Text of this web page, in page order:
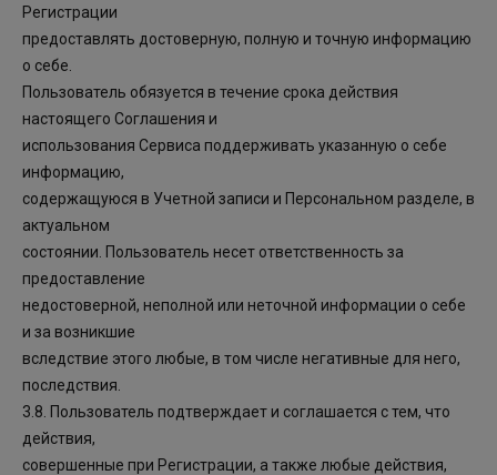
Регистрации
предоставлять достоверную, полную и точную информацию
о себе.
Пользователь обязуется в течение срока действия
настоящего Соглашения и
использования Сервиса поддерживать указанную о себе
информацию,
содержащуюся в Учетной записи и Персональном разделе, в
актуальном
состоянии. Пользователь несет ответственность за
предоставление
недостоверной, неполной или неточной информации о себе
и за возникшие
вследствие этого любые, в том числе негативные для него,
последствия.
3.8. Пользователь подтверждает и соглашается с тем, что
действия,
совершенные при Регистрации, а также любые действия,